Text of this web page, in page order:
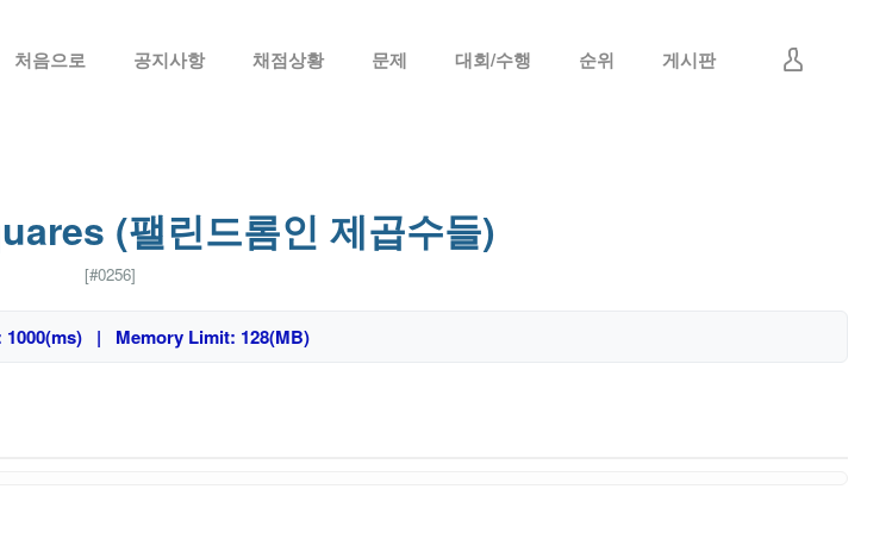
처음으로 공지사항 채점상황 문제 대회/수행 순위 게시판
(팰린드롬인 제곱수들)
[#0256]
1000(ms) | Memory Limit: 128(MB)